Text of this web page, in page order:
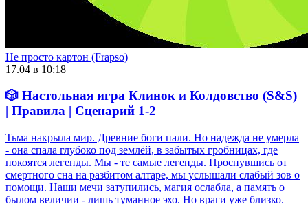
Не просто картон (Frapso)
17.04 в 10:18
🎲 Настольная игра Клинок и Колдовство (S&S)
| Правила | Сценарий 1-2
Тьма накрыла мир. Древние боги пали. Но надежда не умерла
- она спала глубоко под землёй, в забытых гробницах, где
покоятся легенды. Мы - те самые легенды. Проснувшись от
смертного сна на разбитом алтаре, мы услышали слабый зов о
помощи. Наши мечи затупились, магия ослабла, а память о
былом величии - лишь туманное эхо. Но враги уже близко.